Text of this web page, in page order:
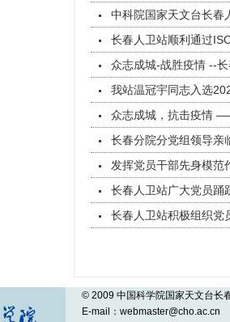
中科院国家天文台长春
长春人卫站顺利通过
众志成城-战胜疫情 --
我站温冠宇同志入选
众志成城，抗击疫情
长春分院分党组领导亲
发挥党员干部先身模范
长春人卫站广大党员踊
长春人卫站积极组织党
© 2009 中国科学院国家天文台长
E-mail：webmaster@cho.ac.cn